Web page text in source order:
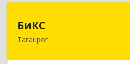
БиКС
Таганрог
347900, Ростовская обл,